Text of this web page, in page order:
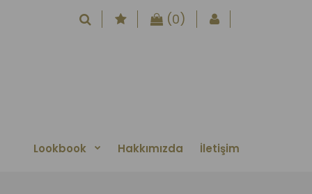
(0)
Lookbook Hakkımızda İletişim